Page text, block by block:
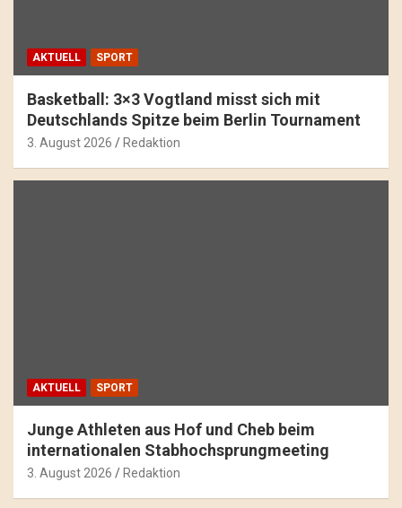
AKTUELL SPORT
Basketball: 3×3 Vogtland misst sich mit
Deutschlands Spitze beim Berlin Tournament
3. August 2026 Redaktion
AKTUELL SPORT
Junge Athleten aus Hof und Cheb beim
internationalen Stabhochsprungmeeting
3. August 2026 Redaktion